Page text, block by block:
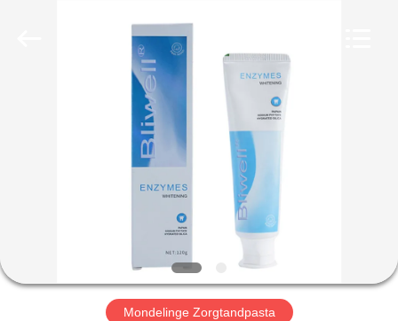
PRODUCTEN
ONGEVEER
ONS
Mondelinge Zorgtandpasta